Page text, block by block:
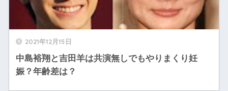
2021年12月15日
中島裕翔と吉田羊は共演無しでもやりまくり妊
娠？年齢差は？